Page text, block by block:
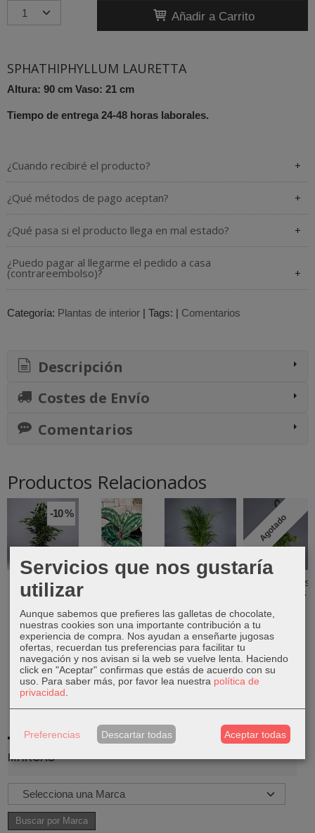
MARCAS
Añadir a Carrito
SPHATHIPHYLLUM LAURETTA
Altura: 90 cm Vaso: 21 cm
Tiempo de entrega 24-48 horas laborales.
¿Cuando recibiré el producto?
¿Qué métodos de pago aceptan?
¿Qué pasa si el producto llega en mal estado?
¿Puedo pagar al llegarme el pedido a casa
(contrareembolso)?
Categoría: Plantas de interior Tags: Comentarios
Descripción
Costes de Envío
Comentarios
Productos Relacionados
-10 %
Ficus be
Danielle 120
34,19 €
37,99 €
calathea
13,99 €
Agotado
Plectranthus
verticillatus
11,99 €
Servicios que nos gustaría
utilizar
Aunque sabemos que prefieres las galletas de chocolate,
nuestras cookies son una importante contribución a tu
experiencia de compra. Nos ayudan a enseñarte jugosas
ofertas, recuerdan tus preferencias para facilitar tu
navegación y nos avisan si la web se vuelve lenta. Haciendo
click en "Aceptar" confirmas que estás de acuerdo con su
uso. Para saber más, por favor lea nuestra política de
privacidad
Preferencias Descartar todas Aceptar todas